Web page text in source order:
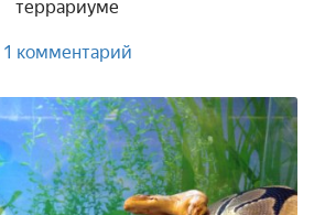
террариуме
1 комментарий